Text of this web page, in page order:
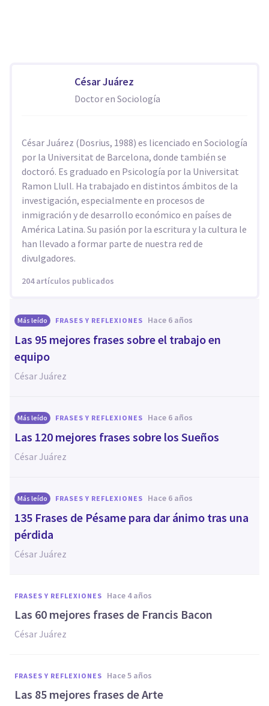
César Juárez
Doctor en Sociología
César Juárez (Dosrius, 1988) es licenciado en Sociología
por la Universitat de Barcelona, donde también se
doctoró. Es graduado en Psicología por la Universitat
Ramon Llull. Ha trabajado en distintos ámbitos de la
investigación, especialmente en procesos de
inmigración y de desarrollo económico en países de
América Latina. Su pasión por la escritura y la cultura le
han llevado a formar parte de nuestra red de
divulgadores.
204 artículos publicados
Más leído FRASES Y REFLEXIONES hace 6 años
Las 95 mejores frases sobre el trabajo en
equipo
César Juárez
Más leído FRASES Y REFLEXIONES hace 6 años
Las 120 mejores frases sobre los Sueños
César Juárez
Más leído FRASES Y REFLEXIONES hace 6 años
135 Frases de Pésame para dar ánimo tras una
pérdida
César Juárez
FRASES Y REFLEXIONES hace 4 años
Las 60 mejores frases de Francis Bacon
César Juárez
FRASES Y REFLEXIONES hace 5 años
Las 85 mejores frases de Arte